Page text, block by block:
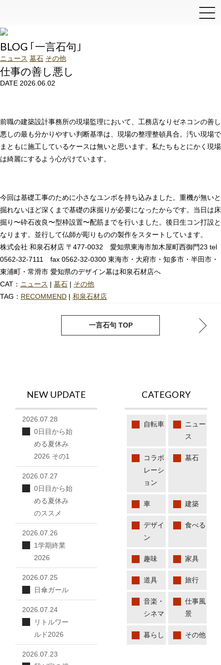
BLOG ｢一言石句｣
ニュース 墓石 その他
仕事の善し悪し
DATE 2026.06.02
前職の建築設計事務所の現場監理において、工務店なりゼネコンの善し
悪しの最も分かりやすい判断基準は、現場の整理整頓具合。汚い現場で
まともに施工しているケースは無いと思います。私たちもとにかく現場
は綺麗にするよう心がけています。
今回は基礎工事のために小さなユンボを持ち込みました。重機が無いと
掘れないほど深くまで基礎の床掘りが必要になったからです。当日は床
掘り〜砕石改良〜型枠設置〜配筋までを行いました。後日生コン打設と
なります。並行して仏師が彫りものの製作をスタートしています。
株式会社 和泉石材店 〒477-0032 愛知県東海市加木屋町西御門23 tel
0562-32-7111 fax 0562-32-0300 東海市・大府市・知多市・半田市・
東浦町・常滑市 愛知県のデザイン墓は和泉石材店へ
CAT： ニュース | 墓石 | その他
TAG： RECOMMEND | 和泉石材店
一言石句 TOP
CATEGORY
自転車
ニュー
ス
コラボ
レーシ
ョン
墓石
車 建築
デザイ
ン
食べる
趣味 家具
道具 旅行
音楽・
シネマ
仕事風
景
暮らし その他
NEW UPDATE
2026.07.28
0日目から始
める夏休み
2026 その1
2026.07.27
0日目から始
める夏休み
のススメ
2026.07.26
1学期終業
2026
2026.07.25
日傘ガール
2026.07.24
リトルワー
ルド2026
2026.07.23